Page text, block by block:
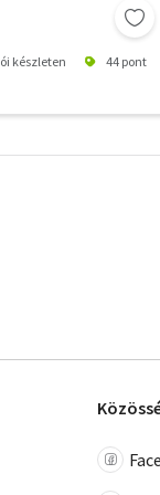
készleten 44 pont